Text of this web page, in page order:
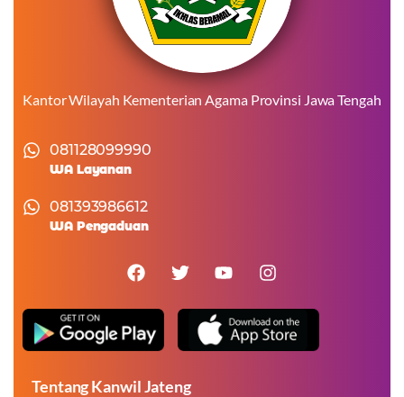
Kantor Wilayah Kementerian Agama Provinsi Jawa Tengah
081128099990
WA Layanan
081393986612
WA Pengaduan
Tentang Kanwil Jateng